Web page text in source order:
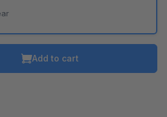
Add to cart